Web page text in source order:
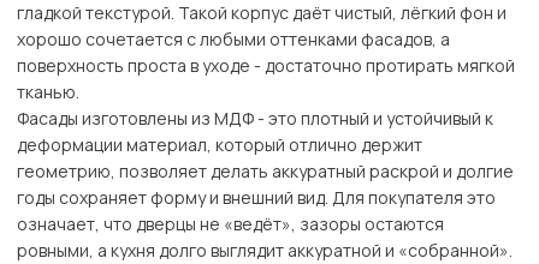
гладкой текстурой. Такой корпус даёт чистый, лёгкий фон и
хорошо сочетается с любыми оттенками фасадов, а
поверхность проста в уходе - достаточно протирать мягкой
тканью.
Фасады изготовлены из МДФ - это плотный и устойчивый к
деформации материал, который отлично держит
геометрию, позволяет делать аккуратный раскрой и долгие
годы сохраняет форму и внешний вид. Для покупателя это
означает, что дверцы не «ведёт», зазоры остаются
ровными, а кухня долго выглядит аккуратной и «собранной».